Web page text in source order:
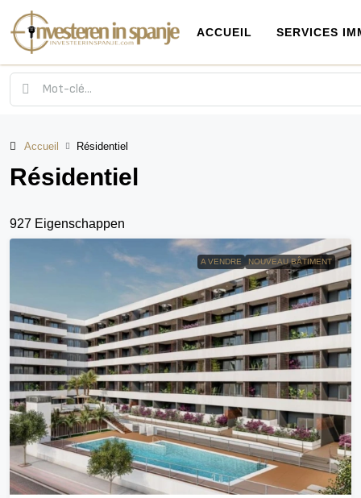
ACCUEIL SERVICES
Accueil Résidentiel
Résidentiel
927 Eigenschappen
A VENDRE NOUVEAU BÂTIMENT